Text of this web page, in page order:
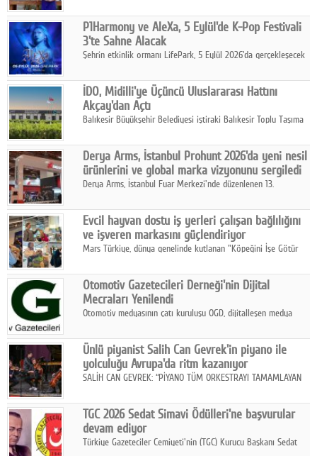
Polemik
Reklam
Yazarlar
Künye
SOSYAL MEDYA
Facebook
Twitter
Google Plus
© 2026 TÜM HAKLARI SAKLIDIR
Diker'in 13. kitabı “Aşk Kütüphanesi” 6 Ağustos'ta Casa dell'Arte
Bodrum'da düzenlenen özel lansmanla okurlarıyla buluştu.
P1Harmony ve AleXa, 5 Eylül'de K-Pop Festivali
3'te Sahne Alacak
Şehrin etkinlik ormanı LifePark, 5 Eylül 2026'da gerçekleşecek
haritasında önemli bir destinasyon haline getirmeye
hazırlanıyor.
İDO, Midilli'ye Üçüncü Uluslararası Hattını
Akçay'dan Açtı
Balıkesir Büyükşehir Belediyesi iştiraki Balıkesir Toplu Taşıma
Midilli hattının resmi açılışı gerçekleştirildi.
Derya Arms, İstanbul Prohunt 2026'da yeni nesil
ürünlerini ve global marka vizyonunu sergiledi
Derya Arms, İstanbul Fuar Merkezi'nde düzenlenen 13.
Fuarı'nda sektör profesyonelleri, iş ortakları, bayiler ve son
kullanıcılarla bir araya geldi.
Evcil hayvan dostu iş yerleri çalışan bağlılığını
ve işveren markasını güçlendiriyor
Mars Türkiye, dünya genelinde kutlanan "Köpeğini İşe Götür
çalışan bağlılığı, iyi olma hali ve işveren markası üzerindeki
etkisine dikkat çekti.
Otomotiv Gazetecileri Derneği'nin Dijital
Mecraları Yenilendi
Otomotiv medyasının çatı kuruluşu OGD, dijitalleşen medya
hedefiyle internet sitesini ve sosyal medya kanallarını yeniledi.
Ünlü piyanist Salih Can Gevrek'in piyano ile
yolculuğu Avrupa'da ritm kazanıyor
SALİH CAN GEVREK: “PİYANO TÜM ORKESTRAYI TAMAMLAYAN
ETKİ YARATIYOR"
TGC 2026 Sedat Simavi Ödülleri'ne başvurular
devam ediyor
Türkiye Gazeteciler Cemiyeti'nin (TGC) Kurucu Başkanı Sedat